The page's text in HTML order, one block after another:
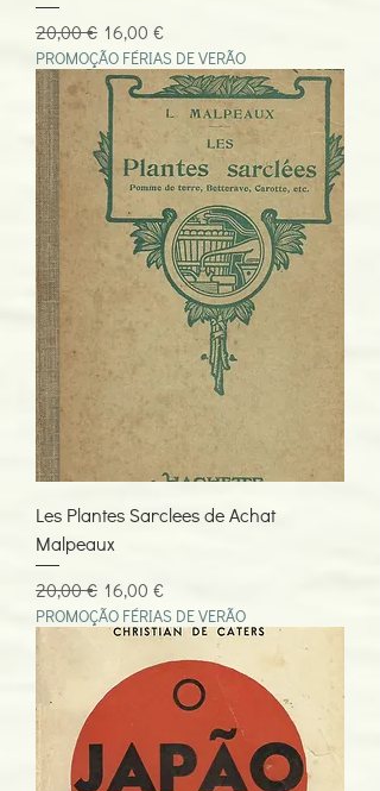
Preço normal
20,00 € Preço promocional
16,00 €
PROMOÇÃO FÉRIAS DE VERÃO
Les Plantes Sarclees de Achat
Malpeaux
Preço normal
20,00 € Preço promocional
16,00 €
PROMOÇÃO FÉRIAS DE VERÃO